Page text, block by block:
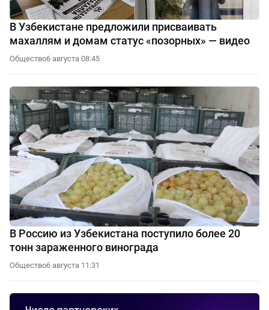
В Узбекистане предложили присваивать
махаллям и домам статус «позорных» — видео
Общество6 августа 08:45
В Россию из Узбекистана поступило более 20
тонн зараженного винограда
Общество6 августа 11:31